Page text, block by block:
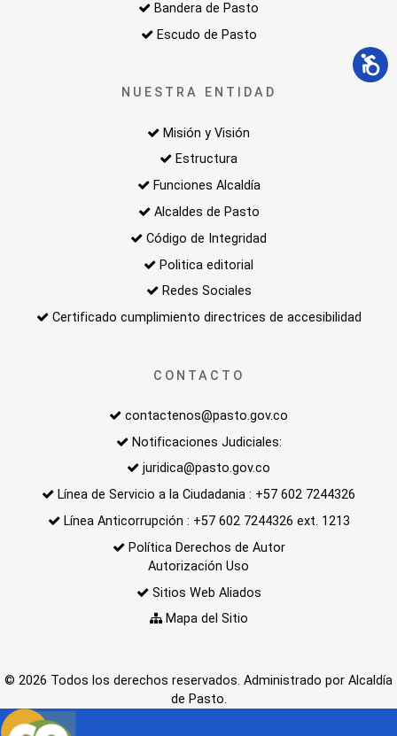
Bandera de Pasto
Escudo de Pasto
NUESTRA ENTIDAD
Misión y Visión
Estructura
Funciones Alcaldía
Alcaldes de Pasto
Código de Integridad
Politica editorial
Redes Sociales
Certificado cumplimiento directrices de accesibilidad
CONTACTO
contactenos@pasto.gov.co
Notificaciones Judiciales:
juridica@pasto.gov.co
Línea de Servicio a la Ciudadania : +57 602 7244326
Línea Anticorrupción : +57 602 7244326 ext. 1213
Política Derechos de Autor
Autorización Uso
Sitios Web Aliados
Mapa del Sitio
© 2026 Todos los derechos reservados. Administrado por Alcaldía
de Pasto.